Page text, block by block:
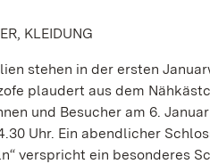
KLEIDUNG
stehen in der ersten
plaudert aus dem
und Besucher am 6.
Uhr. Ein abendlicher
verspricht ein besonderes